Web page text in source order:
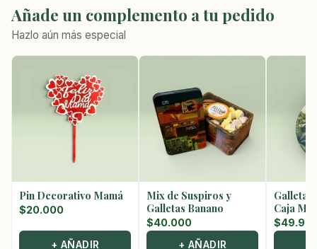
Añade un complemento a tu pedido
Hazlo aún más especial
Pin Decorativo Mamá
$20.000
+ AÑADIR
Mix de Suspiros y
Galletas Banano
$40.000
+ AÑADIR
Galletas
Caja
$